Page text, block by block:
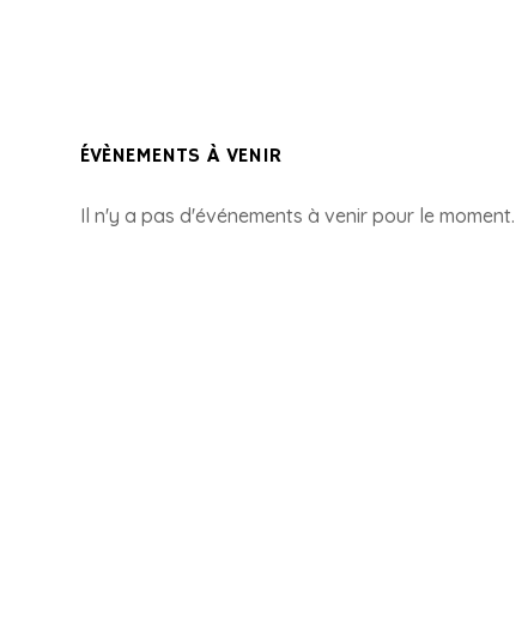
ÉVÈNEMENTS À VENIR
Il n'y a pas d'événements à venir pour le moment.